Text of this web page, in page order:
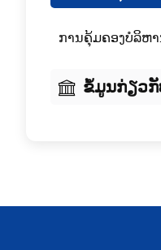
ການຄຸ້ມຄອງບໍລິຫານ
ຂໍ້ມູນກ່ຽວກັ